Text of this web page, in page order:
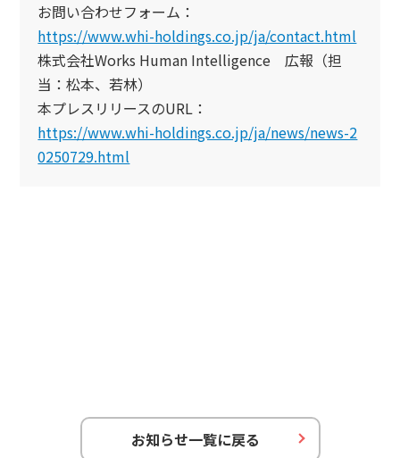
お問い合わせフォーム：
https://www.whi-holdings.co.jp/ja/contact.html
株式会社Works Human Intelligence 広報（担
当：松本、若林）
本プレスリリースのURL：
https://www.whi-holdings.co.jp/ja/news/news-2
0250729.html
お知らせ一覧に戻る